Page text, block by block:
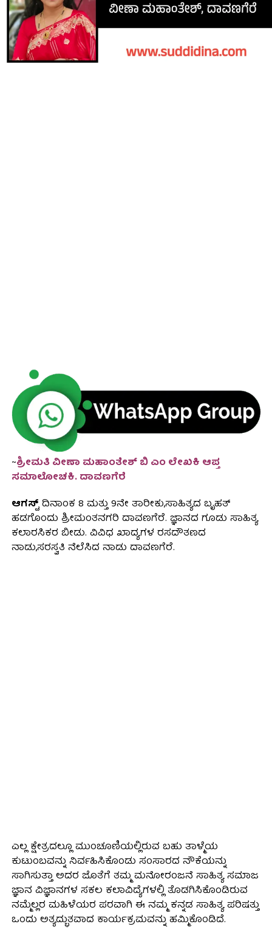
~ಶ್ರೀಮತಿ ವೀಣಾ ಮಹಾಂತೇಶ್ ಬಿ ಎಂ ಲೇಖಕಿ ಆಪ್ತ
ಸಮಾಲೋಚಕಿ. ದಾವಣಗೆರೆ
ಆಗಸ್ಟ್ದಿನಾಂಕ 8 ಮತ್ತು 9ನೇ ತಾರೀಕು,ಸಾಹಿತ್ಯದ ಬೃಹತ್
ಹಡಗೊಂದು ಶ್ರೀಮಂತನಗರಿ ದಾವಣಗೆರೆ. ಜ್ಞಾನದ ಗೂಡು ಸಾಹಿತ್ಯ
ಕಲಾರಸಿಕರ ಬೀಡು. ವಿವಿಧ ಖಾದ್ಯಗಳ ರಸದೌತಣದ
ನಾಡು,ಸರಸ್ವತಿ ನೆಲೆಸಿದ ನಾಡು ದಾವಣಗೆರೆ.
ಎಲ್ಲ ಕ್ಷೇತ್ರದಲ್ಲೂ ಮುಂಚೂಣಿಯಲ್ಲಿರುವ ಬಹು ತಾಳ್ಮೆಯ
ಕುಟುಂಬವನ್ನು ನಿರ್ವಹಿಸಿಕೊಂಡು ಸಂಸಾರದ ನೌಕೆಯನ್ನು
ಸಾಗಿಸುತ್ತಾ ಅದರ ಜೊತೆಗೆ ತಮ್ಮ ಮನೋರಂಜನೆ ಸಾಹಿತ್ಯ ಸಮಾಜ
ಜ್ಞಾನ ವಿಜ್ಞಾನಗಳ ಸಕಲ ಕಲಾವಿದ್ಯೆಗಳಲ್ಲಿ ತೊಡಗಿಸಿಕೊಂಡಿರುವ
ನಮ್ಮೆಲ್ಲರ ಮಹಿಳೆಯರ ಪರವಾಗಿ ಈ ನಮ್ಮ ಕನ್ನಡ ಸಾಹಿತ್ಯ ಪರಿಷತ್ತು
ಒಂದು ಅತ್ಯದ್ಭುತವಾದ ಕಾರ್ಯಕ್ರಮವನ್ನು ಹಮ್ಮಿಕೊಂಡಿದೆ.